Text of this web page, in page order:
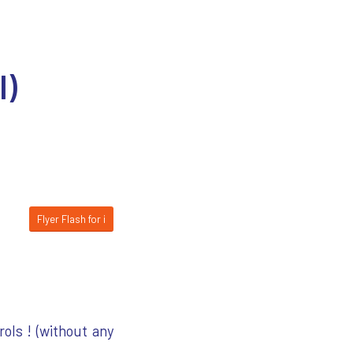
Flyer Flash for i
! (without any